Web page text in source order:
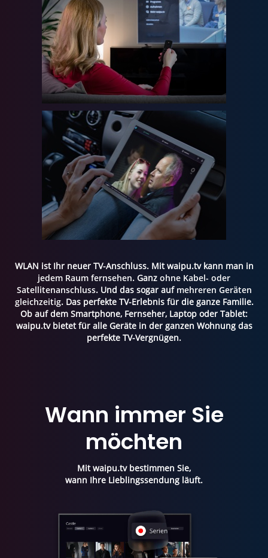
WLAN ist Ihr neuer TV-Anschluss. Mit waipu.tv kann man in
jedem Raum fernsehen. Ganz ohne Kabel- oder
Satellitenanschluss. Und das sogar auf mehreren Geräten
gleichzeitig. Das perfekte TV-Erlebnis für die ganze Familie.
Ob auf dem Smartphone, Fernseher, Laptop oder Tablet:
waipu.tv bietet für alle Geräte in der ganzen Wohnung das
perfekte TV-Vergnügen.
Wann immer Sie
möchten
Mit waipu.tv bestimmen Sie,
wann Ihre Lieblingssendung läuft.